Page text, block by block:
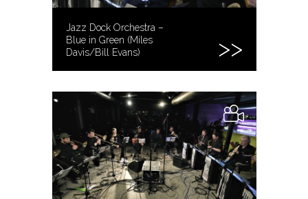
Jazz Dock Orchestra –
Blue in Green (Miles
Davis/Bill Evans)